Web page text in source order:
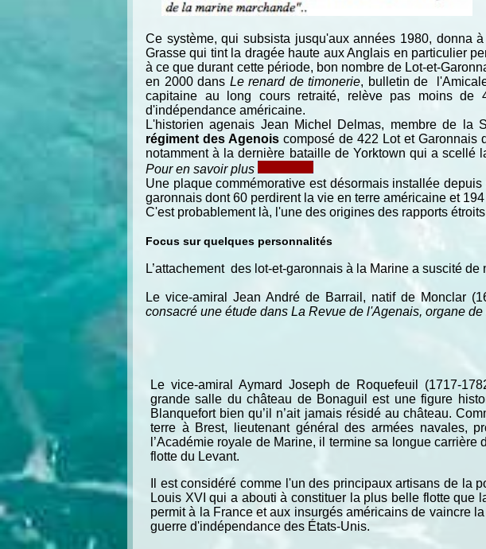
Ce système, qui subsista jusqu'aux années 1980, donna
Grasse qui tint la dragée haute aux Anglais en particulier
à ce que durant cette période, bon nombre de Lot-et-
en 2000 dans Le renard de timonerie, bulletin de
capitaine au long cours retraité, relève pas moins
d'indépendance américaine.
L'historien agenais Jean Michel Delmas, membre de
régiment des Agenois composé de 422 Lot et Garonnais
notamment à la dernière bataille de Yorktown qui a
Pour en savoir plus
Une plaque commémorative est désormais installée
garonnais dont 60 perdirent la vie en terre américaine et
C'est probablement là, l'une des origines des rapports
Focus sur quelques personnalités
L’attachement des lot-et-garonnais à la Marine a suscité
Le vice-amiral Jean André de Barrail, natif de Monclar
consacré une étude dans La Revue de l'Agenais, organe
Le vice-amiral Aymard Joseph de Roquefeuil (1717-
grande salle du château de Bonaguil est une figure
Blanquefort bien qu’il n’ait jamais résidé au château.
terre à Brest, lieutenant général des armées navales,
l’Académie royale de Marine, il termine sa longue carrière
flotte du Levant.
Il est considéré comme l'un des principaux artisans de la
Louis XVI qui a abouti à constituer la plus belle flotte que
permit à la France et aux insurgés américains de vaincre
guerre d'indépendance des États-Unis.